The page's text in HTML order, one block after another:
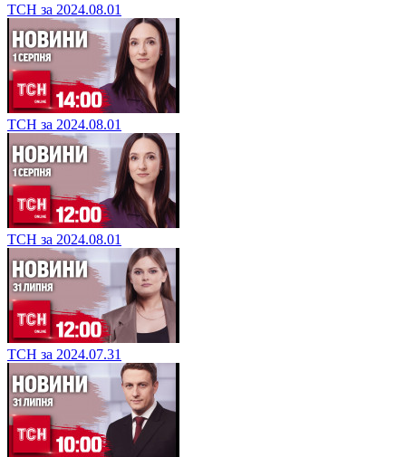
ТСН за 2024.08.01
ТСН за 2024.08.01
ТСН за 2024.08.01
ТСН за 2024.07.31